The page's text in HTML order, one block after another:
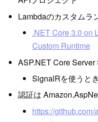
Lambdaのカスタムラ
.NET Core 3.0 on
Custom Runtime
ASP.NET Core
SignalRを使うと
認証は
https://